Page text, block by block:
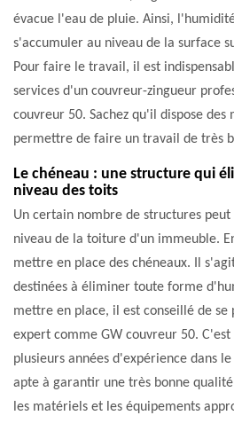
évacue l'eau de pluie. Ainsi,
s'accumuler au niveau de la surface
Pour faire le travail, il est
services d'un couvreur-zingueur
couvreur 50. Sachez qu'il dispose
permettre de faire un travail de très
Le chéneau : une structure qui
niveau des toits
Un certain nombre de structures
niveau de la toiture d'un immeuble.
mettre en place des chéneaux. Il
destinées à éliminer toute forme
mettre en place, il est conseillé de se
expert comme GW couvreur 50.
plusieurs années d'expérience dans
apte à garantir une très bonne
les matériels et les équipements